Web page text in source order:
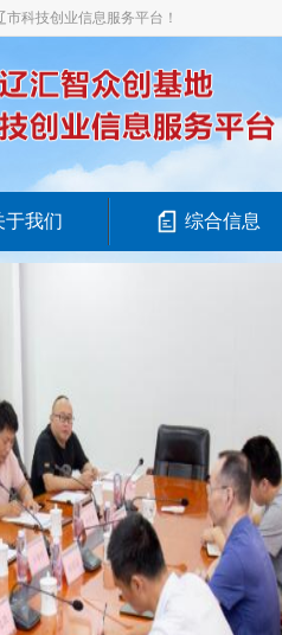
科技创业信息服务平台！
于我们 综合信息